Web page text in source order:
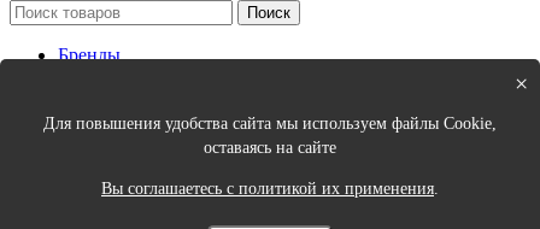
Поиск
Бренды
Спальня
Порядок в доме
×
Для повышения удобства сайта мы используем файлы Cookie,
оставаясь на сайте
Вы соглашаетесь с политикой их применения.